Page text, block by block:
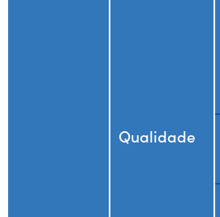
Qualidade